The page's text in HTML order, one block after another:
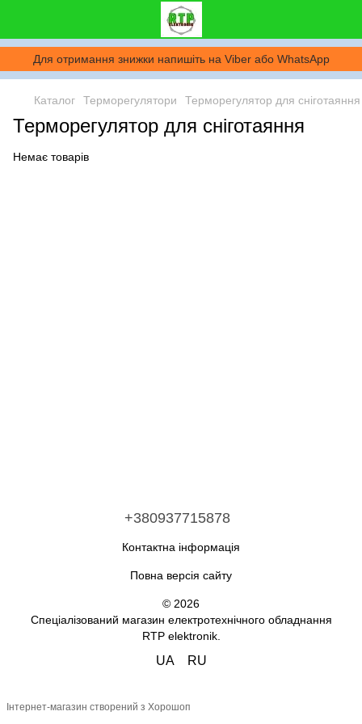
Для отримання знижки напишіть на Viber або WhatsApp
Каталог Терморегулятори Терморегулятор для сніготаяння
Терморегулятор для сніготаяння
Немає товарів
+380937715878
Контактна інформація
Повна версія сайту
© 2026
Спеціалізований магазин електротехнічного обладнання
RTP elektronik.
UA RU
Інтернет-магазин створений з Хорошоп